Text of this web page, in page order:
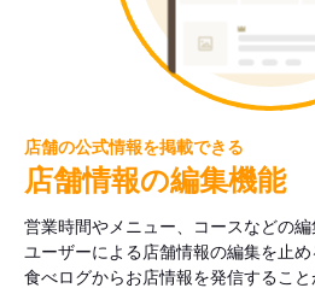
店舗の公式情報を掲載できる
店舗情報の編集機能
営業時間やメニュー、コースなどの編
ユーザーによる店舗情報の編集を止め
食べログからお店情報を発信すること